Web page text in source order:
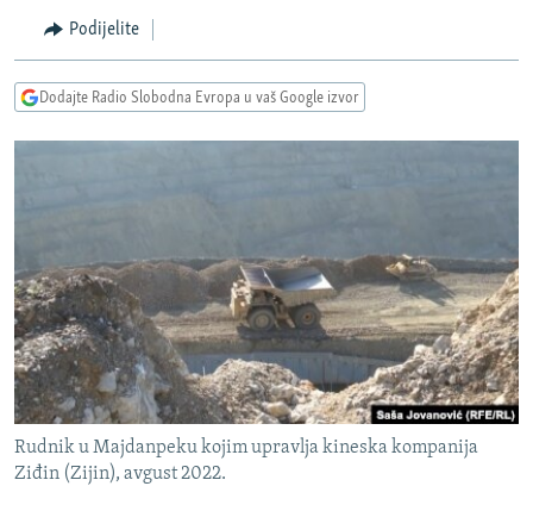
Pređite
pretragu
VIZUELNO
FOTOGALERIJE
PODCASTI
RAT U UKRAJINI
DNEVNO@RSE
SPECIJALI RSE
VIŠE OD NASLOVA
GENOCID U SREBRENICI
POPLAVE I KLIZIŠTA U BIH 2024.
PRATITE NAS
Podijelite
Dodajte Radio Slobodna Evropa u vaš Google izvor
Rudnik u Majdanpeku kojim upravlja kineska kompanija
Ziđin (Zijin), avgust 2022.